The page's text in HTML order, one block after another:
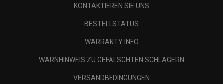
KONTAKTIEREN SIE UNS
BESTELLSTATUS
WARRANTY INFO
WARNHINWEIS ZU GEFÄLSCHTEN SCHLÄGERN
VERSANDBEDINGUNGEN